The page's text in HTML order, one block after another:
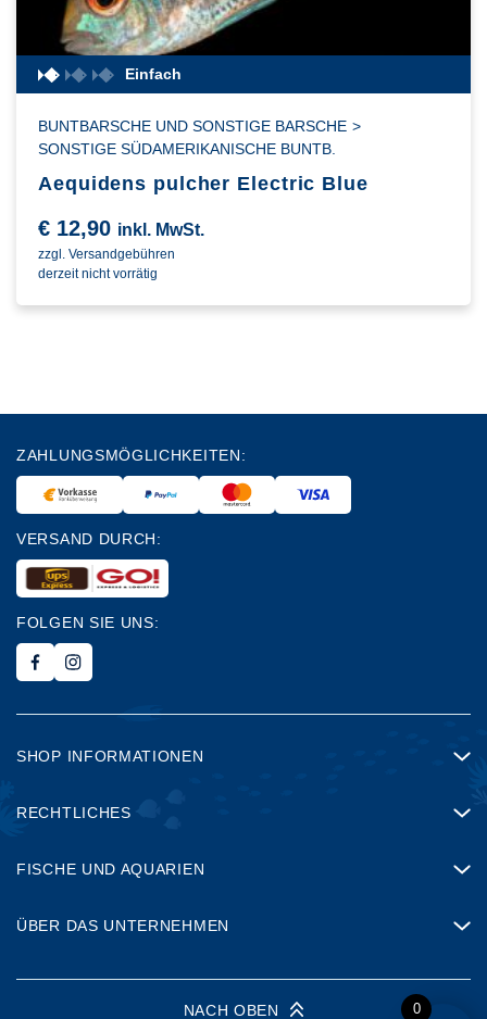
Einfach
BUNTBARSCHE UND SONSTIGE BARSCHE >
SONSTIGE SÜDAMERIKANISCHE BUNTB.
Aequidens pulcher Electric Blue
€ 12,90 inkl. MwSt.
zzgl. Versandgebühren
derzeit nicht vorrätig
ZAHLUNGSMÖGLICHKEITEN:
VERSAND DURCH:
FOLGEN SIE UNS:
SHOP INFORMATIONEN
RECHTLICHES
FISCHE UND AQUARIEN
ÜBER DAS UNTERNEHMEN
NACH OBEN 0